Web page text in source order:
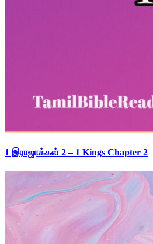
1 இராஜாக்கள் 2 – 1 Kings Chapter 2